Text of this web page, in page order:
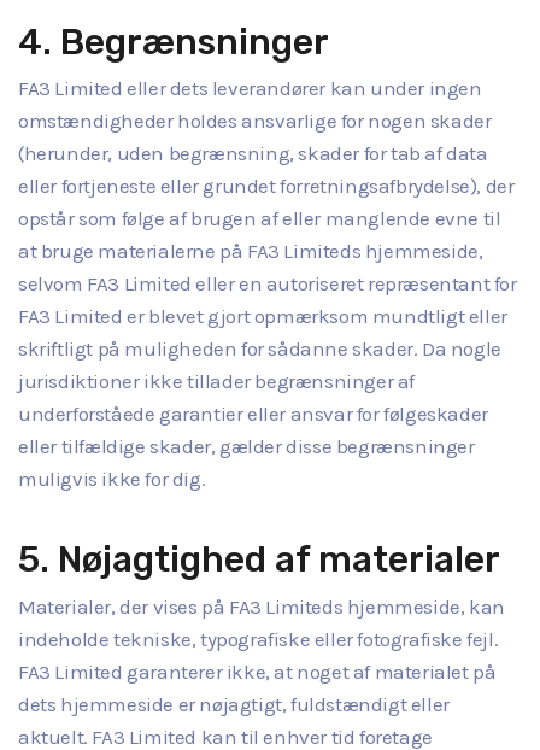
4. Begrænsninger
FA3 Limited eller dets leverandører kan under ingen
omstændigheder holdes ansvarlige for nogen skader
(herunder, uden begrænsning, skader for tab af data
eller fortjeneste eller grundet forretningsafbrydelse), der
opstår som følge af brugen af eller manglende evne til
at bruge materialerne på FA3 Limiteds hjemmeside,
selvom FA3 Limited eller en autoriseret repræsentant for
FA3 Limited er blevet gjort opmærksom mundtligt eller
skriftligt på muligheden for sådanne skader. Da nogle
jurisdiktioner ikke tillader begrænsninger af
underforståede garantier eller ansvar for følgeskader
eller tilfældige skader, gælder disse begrænsninger
muligvis ikke for dig.
5. Nøjagtighed af materialer
Materialer, der vises på FA3 Limiteds hjemmeside, kan
indeholde tekniske, typografiske eller fotografiske fejl.
FA3 Limited garanterer ikke, at noget af materialet på
dets hjemmeside er nøjagtigt, fuldstændigt eller
aktuelt. FA3 Limited kan til enhver tid foretage